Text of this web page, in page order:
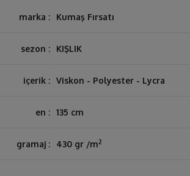
marka : Kumaş Fırsatı
sezon : KIŞLIK
içerik : Viskon - Polyester - Lycra
en : 135 cm
gramaj : 430 gr /m2